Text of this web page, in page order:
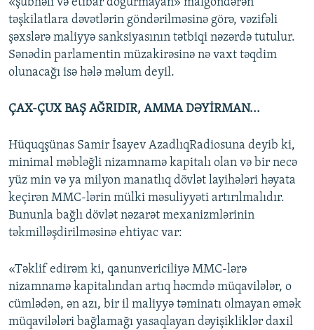
«şübhəli və etibar doğurmayan» malgöndərən
təşkilatlara dəvətlərin göndərilməsinə görə, vəzifəli
şəxslərə maliyyə sanksiyasının tətbiqi nəzərdə tutulur.
Sənədin parlamentin müzakirəsinə nə vaxt təqdim
olunacağı isə hələ məlum deyil.
ÇAX-ÇUX BAŞ AĞRIDIR, AMMA DƏYİRMAN...
Hüquqşünas Samir İsayev AzadlıqRadiosuna deyib ki,
minimal məbləğli nizamnamə kapitalı olan və bir necə
yüz min və ya milyon manatlıq dövlət layihələri həyata
keçirən MMC-lərin mülki məsuliyyəti artırılmalıdır.
Bununla bağlı dövlət nəzarət mexanizmlərinin
təkmilləşdirilməsinə ehtiyac var:
«Təklif edirəm ki, qanunvericiliyə MMC-lərə
nizamnamə kapitalından artıq həcmdə müqavilələr, o
cümlədən, ən azı, bir il maliyyə təminatı olmayan əmək
müqavilələri bağlamağı yasaqlayan dəyişikliklər daxil